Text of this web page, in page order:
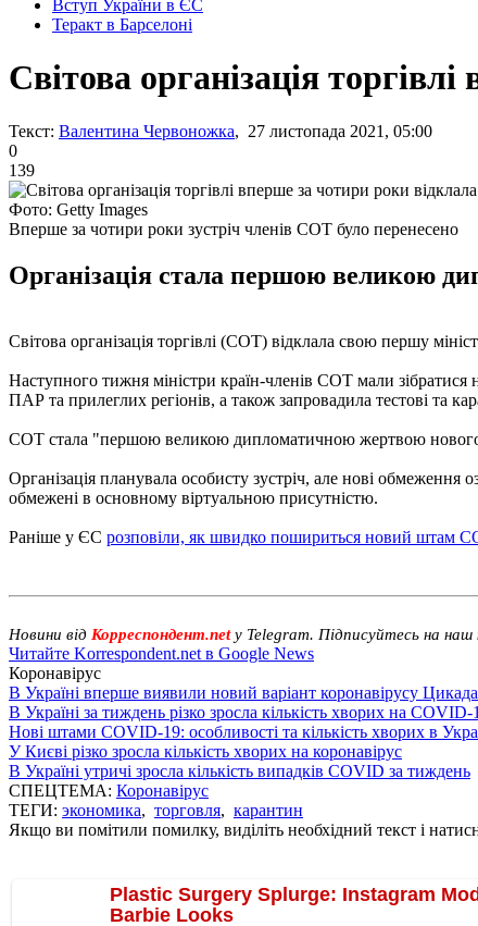
Вступ України в ЄС
Теракт в Барселоні
Світова організація
Текст: Валентина Червоножка, 27 листопада 2021, 05:00
0
139
Фото: Getty Images
Вперше за чотири роки зустріч членів СОТ було перенесено
Організація стала першою великою
Світова організація торгівлі (СОТ) відклала свою першу
Наступного тижня міністри країн-членів СОТ мали
ПАР та прилеглих регіонів, а також запровадила тестові та
СОТ стала "першою великою дипломатичною жертвою нового
Організація планувала особисту зустріч, але нові
обмежені в основному віртуальною присутністю.
Раніше у ЄС розповіли, як швидко пошириться новий штам
Новини від Корреспондент.netу Telegram. Підписуйтесь на наш
Читайте Korrespondent.net в Google News
Коронавірус
В Україні вперше виявили новий варіант коронавірусу Цикада
В Україні за тиждень різко зросла кількість хворих на COVID-
Нові штами COVID-19: особливості та кількість хворих в
У Києві різко зросла кількість хворих на коронавірус
В Україні утричі зросла кількість випадків COVID за тиждень
СПЕЦТЕМА: Коронавірус
ТЕГИ: экономика, торговля, карантин
Якщо ви помітили помилку, виділіть необхідний текст і